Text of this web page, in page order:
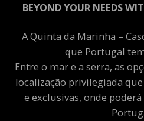
BEYOND YOUR NEEDS
A Quinta da Marinha –
que Portugal
Entre o mar e a serra, as
localização privilegiada
e exclusivas, onde